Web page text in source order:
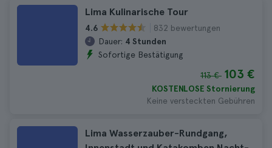
Lima Kulinarische Tour
4.6
832 bewertungen
Dauer: 4 Stunden
Sofortige Bestätigung
113 € 103 €
KOSTENLOSE Stornierung
Keine versteckten Gebühren
Lima Wasserzauber-Rundgang,